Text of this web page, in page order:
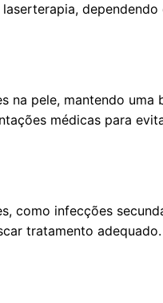
dependendo
pele, mantendo uma
médicas para
como infecções
tratamento adequado.